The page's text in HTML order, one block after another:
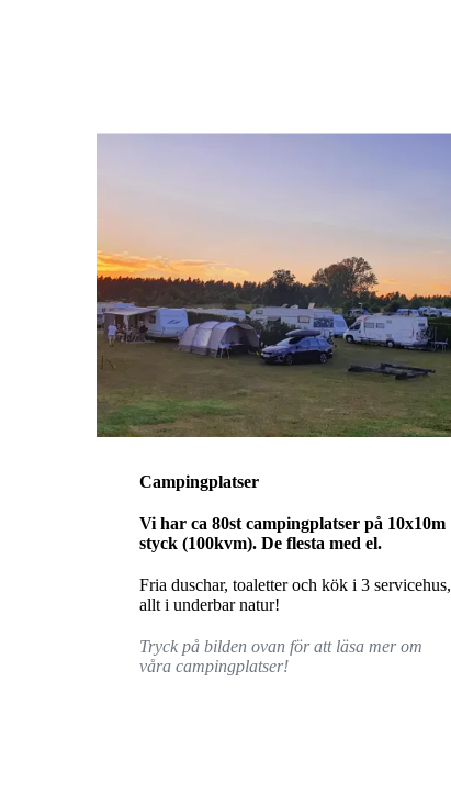
Campingplatser
Vi har ca 80st campingplatser på 10x10m
styck (100kvm).De flesta med el.
Fria duschar, toaletter och kök i 3 servicehus,
allt i underbar natur!
Tryck på bilden ovan för att läsa mer om
våra campingplatser!